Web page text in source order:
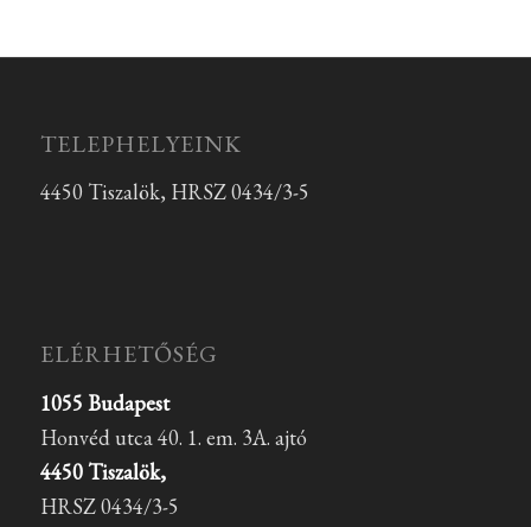
TELEPHELYEINK
4450 Tiszalök, HRSZ 0434/3-5
ELÉRHETŐSÉG
1055 Budapest
Honvéd utca 40. 1. em. 3A. ajtó
4450 Tiszalök,
HRSZ 0434/3-5